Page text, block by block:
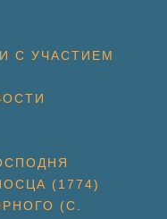
С УЧАСТИЕМ
(1774)
(С.